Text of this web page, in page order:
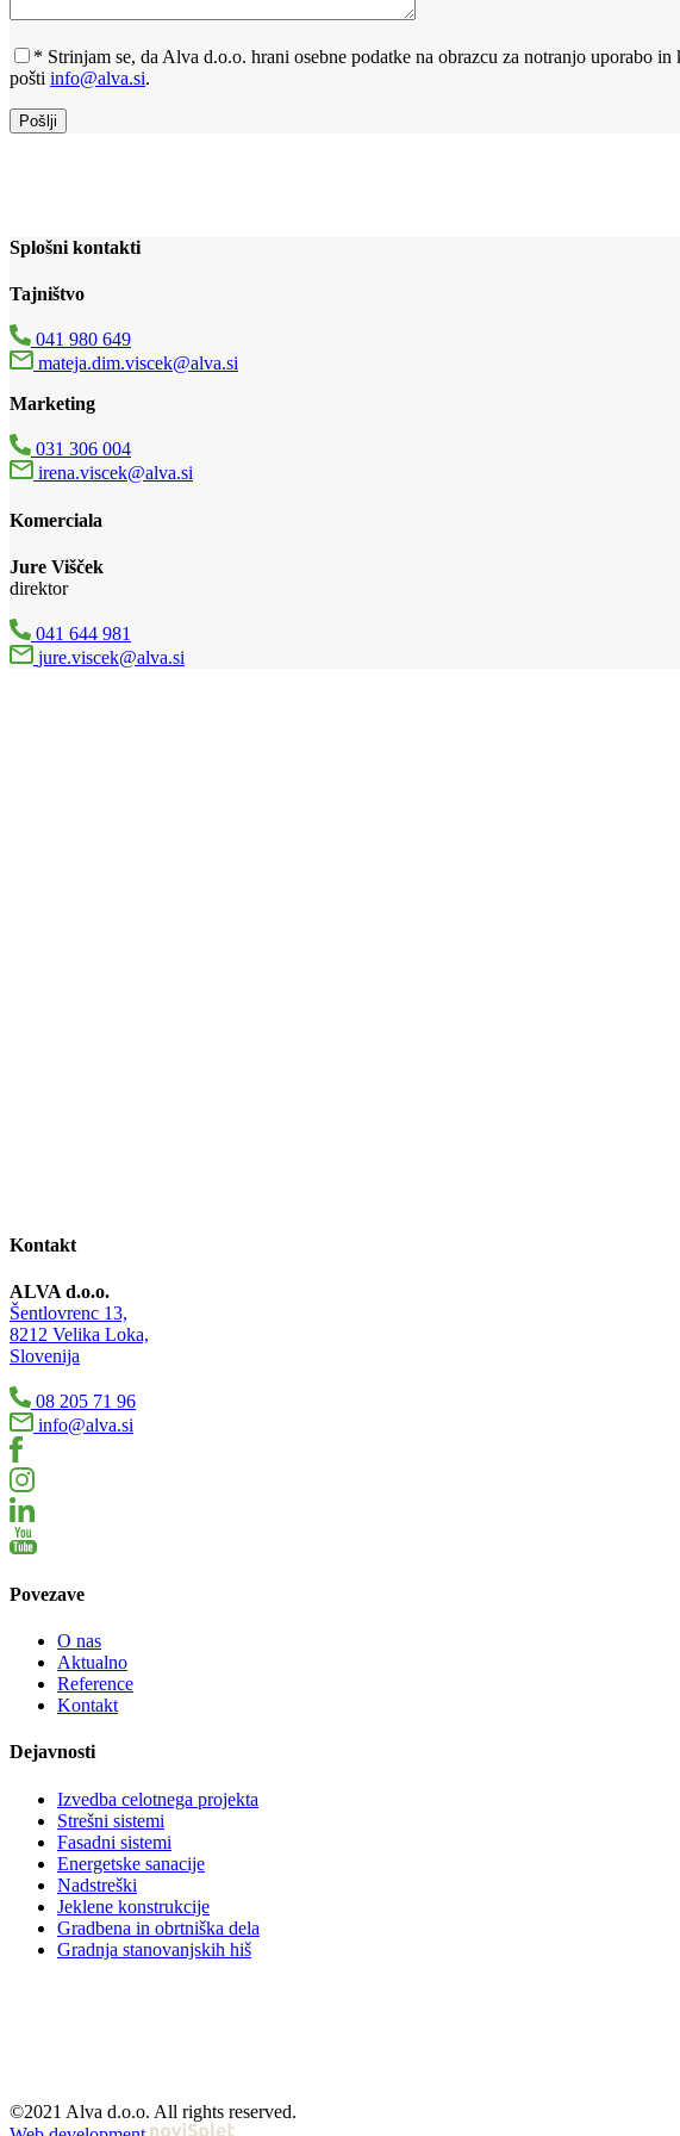
* Strinjam se, da Alva d.o.o. hrani osebne podatke na obrazcu za notranjo uporabo
pošti info@alva.si.
Splošni kontakti
Tajništvo
041 980 649
mateja.dim.viscek@alva.si
Marketing
031 306 004
irena.viscek@alva.si
Komerciala
Jure Višček
direktor
041 644 981
jure.viscek@alva.si
Kontakt
ALVA d.o.o.
Šentlovrenc 13,
8212 Velika Loka,
Slovenija
08 205 71 96
info@alva.si
Povezave
O nas
Aktualno
Reference
Kontakt
Dejavnosti
Izvedba celotnega projekta
Strešni sistemi
Fasadni sistemi
Energetske sanacije
Nadstreški
Jeklene konstrukcije
Gradbena in obrtniška dela
Gradnja stanovanjskih hiš
©2021 Alva d.o.o. All rights reserved.